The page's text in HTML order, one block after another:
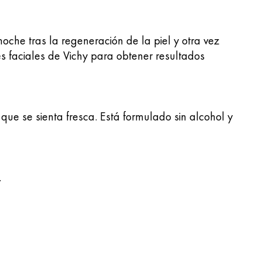
tras la regeneración de la piel y otra vez
faciales de Vichy para obtener resultados
se sienta fresca. Está formulado sin alcohol y